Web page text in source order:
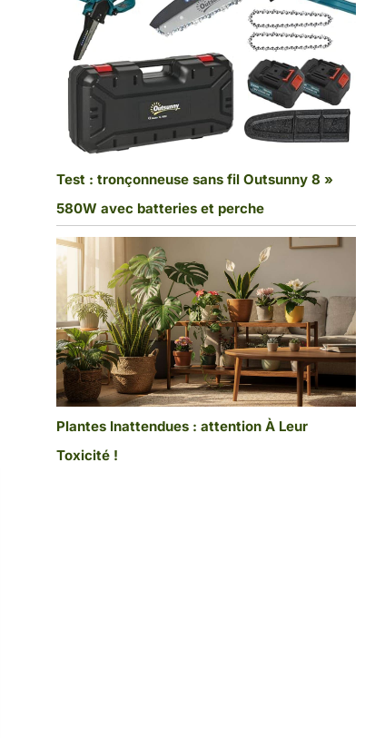
Test : tronçonneuse sans fil Outsunny 8 »
580W avec batteries et perche
Plantes Inattendues : attention À Leur
Toxicité !